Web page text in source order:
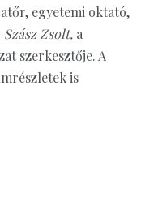
egyetemi oktató,
Szász Zsolt, a
szerkesztője. A
is